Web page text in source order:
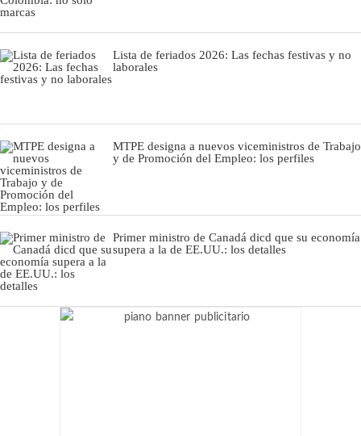
Lista de feriados 2026: Las fechas festivas y no
laborales
MTPE designa a nuevos viceministros de Trabajo
y de Promoción del Empleo: los perfiles
Primer ministro de Canadá dicd que su economía
supera a la de EE.UU.: los detalles